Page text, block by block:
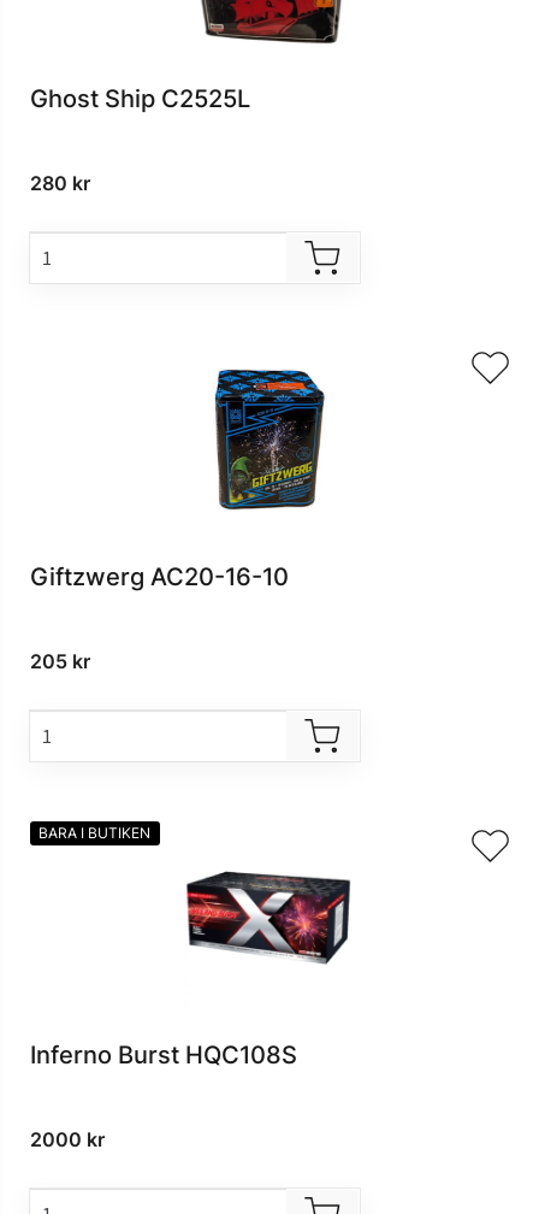
Ghost Ship C2525L
280 kr
Giftzwerg AC20-16-10
205 kr
Inferno Burst HQC108S
2000 kr
BARA I BUTIKEN